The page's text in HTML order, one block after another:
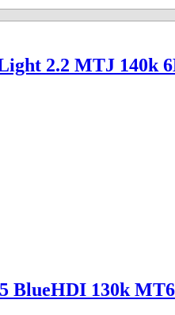
2.2 MTJ 140k
BlueHDI 130k MT6